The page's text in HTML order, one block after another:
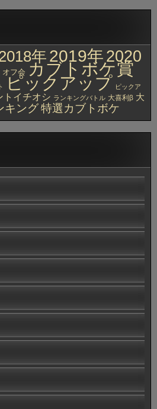
年 2019年2020
オフ会 カブトボケ賞
ピックアップ ピックア
トイチオシ ランキングバトル 大喜利β 大
キング特選カブトボケ